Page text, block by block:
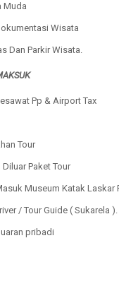
Muda
Wisata
Dan Parkir Wisata.
Pp & Airport Tax
Tour
Paket Tour
Museum Katak Laskar
/ Tour Guide ( Sukarela ).
pribadi